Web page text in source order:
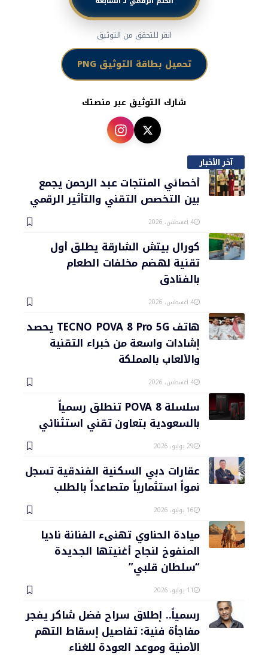
انقر للتحقق من التوثيق
تحميل بطاقة التوثيق PNG
شارك التوثيق عبر منصتك
آخر الأخبار
أخصائي المنتجات عبد الرحمن يجمع
بين التخصص التقني والتأثير الرقمي
4 أغسطس، 2026
كورال بيتش الشارقة يطلق أول
تقنية لهضم مخلفات الطعام
بالفنادق
4 أغسطس، 2026
هاتف TECNO POVA 8 Pro 5G يحصد
إشادات واسعة من خبراء التقنية
والألعاب بالمملكة
4 أغسطس، 2026
سلسلة POVA 8 تنطلق رسمياً
بالسعودية بتعاون تقني استثنائي
29 يوليو، 2026
عقارات دبي السكنية الفندقية تسجل
نمواً استثمارياً متصاعداً بالطلب
16 يوليو، 2026
ميادة الحناوي تهنىء الفنانة ناديا
المنفوخ لنجاح أغنيتها الجديدة
“سلطان قلبي”
11 يوليو، 2026
رسمياً.. إطلاق سراح فضل شاكر يفجر
مفاجأة فنية: تفاصيل إسقاط التهم
الأمنية وموعد العودة للغناء